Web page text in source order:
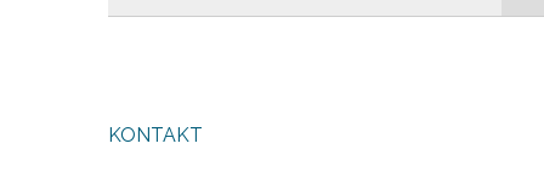
KONTAKT